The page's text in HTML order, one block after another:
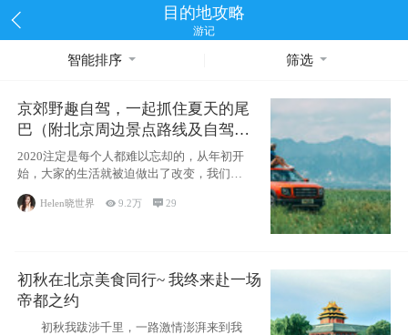
目的地攻略
游记
智能排序 筛选
京郊野趣自驾，一起抓住夏天的尾
巴（附北京周边景点路线及自驾攻
略）
2020注定是每个人都难以忘却的，从年初开
始，大家的生活就被迫做出了改变，我们也
不例外。本来双双辞职是为
Helen晓世界 9.2万 29
初秋在北京美食同行~ 我终来赴一场
帝都之约
初秋我跋涉千里，一路激情澎湃来到我